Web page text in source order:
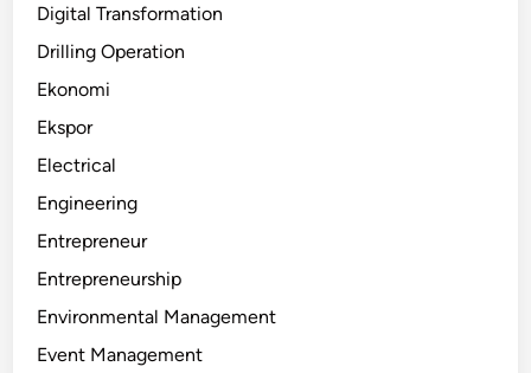
Digital Transformation
Drilling Operation
Ekonomi
Ekspor
Electrical
Engineering
Entrepreneur
Entrepreneurship
Environmental Management
Event Management